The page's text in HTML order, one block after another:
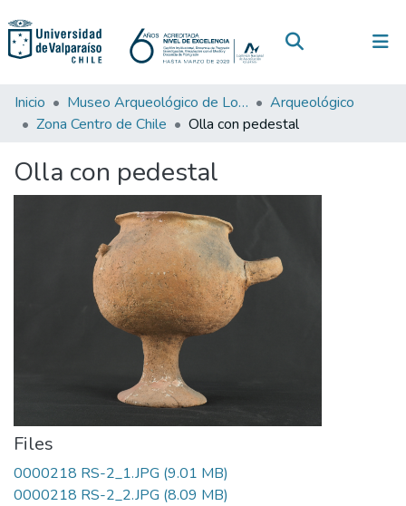
(current)
Communities & Collections
Statistics
Inicio Museo Arqueológico de Los Andes
Arqueológico
Zona Centro de Chile
Olla con pedestal
Olla con pedestal
Files
0000218 RS-2_1.JPG (9.01 MB)
0000218 RS-2_2.JPG (8.09 MB)